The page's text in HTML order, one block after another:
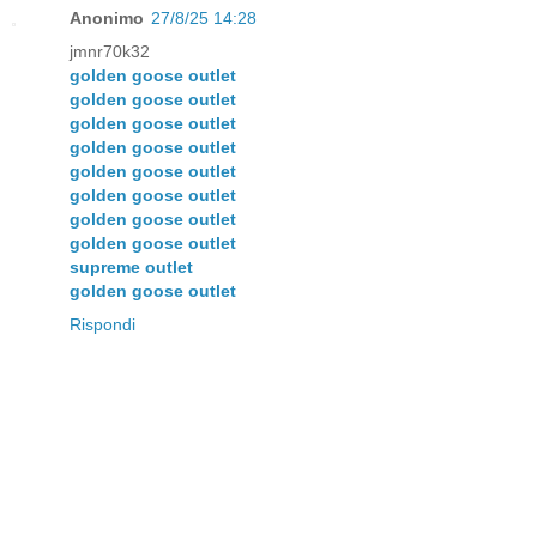
Anonimo 27/8/25 14:28
jmnr70k32
golden goose outlet
golden goose outlet
golden goose outlet
golden goose outlet
golden goose outlet
golden goose outlet
golden goose outlet
golden goose outlet
supreme outlet
golden goose outlet
Rispondi